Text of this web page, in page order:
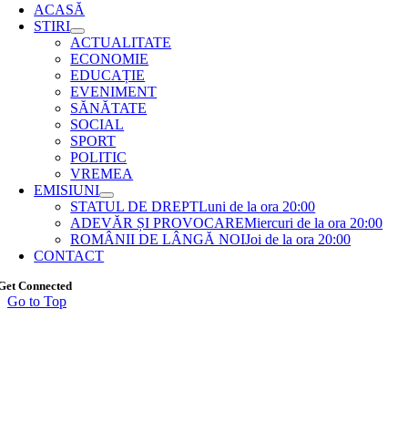
ACASĂ
STIRI
ACTUALITATE
ECONOMIE
EDUCAȚIE
EVENIMENT
SĂNĂTATE
SOCIAL
SPORT
POLITIC
VREMEA
EMISIUNI
STATUL DE DREPTLuni de la ora 20:00
ADEVĂR ȘI PROVOCAREMiercuri de la ora 20:00
ROMÂNII DE LÂNGĂ NOIJoi de la ora 20:00
CONTACT
Connected
Go to Top